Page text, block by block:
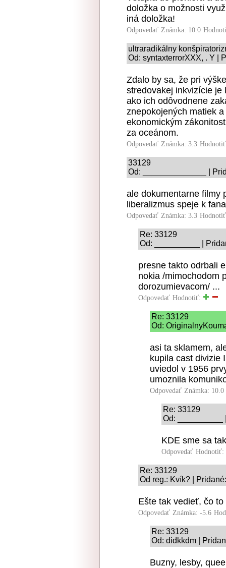
doložka o možnosti
iná doložka!
Odpovedať Známka: 10.0
ultraradikálny
Od: syntaxterrorXXX, . Y |
Zdalo by sa, že pri
stredovakej inkvizície
ako ich odôvodnene
znepokojených matiek
ekonomickým
za oceánom.
Odpovedať Známka: 3.3
33129
Od: ______________ |
ale dokumentarne filmy
liberalizmus speje k
Odpovedať Známka: 3.3
Re: 33129
Od: __________ |
presne takto odrbali
nokia /mimochodom
dorozumievacom/ ...
Odpovedať Hodnotiť:
Re: 33129
Od:
asi ta sklamem,
kupila cast divizie
uviedol v 1956
umoznila
Odpovedať Známka: 10.0
Re: 33129
Od: __________
KDE sme sa
Odpovedať Hodnotiť:
Re: 33129
Od reg.: Kvík? |
Ešte tak vedieť, čo
Odpovedať Známka: -5.6
Re: 33129
Od: didkkdm |
Buzny, lesby,